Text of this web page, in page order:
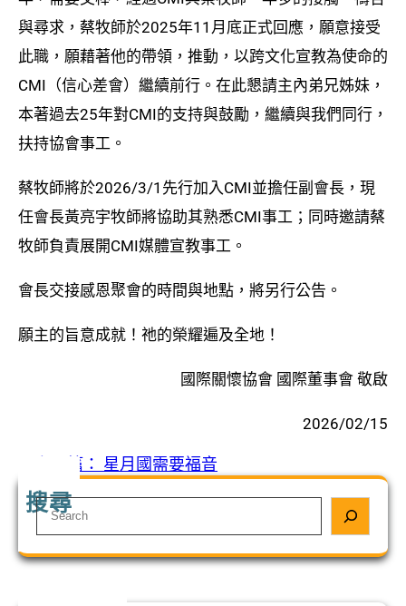
與尋求，蔡牧師於2025年11月底正式回應，願意接受
此職，願藉著他的帶領，推動，以跨文化宣教為使命的
CMI（信心差會）繼續前行。在此懇請主內弟兄姊妹，
本著過去25年對CMI的支持與鼓勵，繼續與我們同行，
扶持協會事工。
蔡牧師將於2026/3/1先行加入CMI並擔任副會長，現
任會長黃亮宇牧師將協助其熟悉CMI事工；同時邀請蔡
牧師負責展開CMI媒體宣教事工。
會長交接感恩聚會的時間與地點，將另行公告。
願主的旨意成就！祂的榮耀遍及全地！
國際關懷協會 國際董事會 敬啟
2026/02/15
上一篇： 星月國需要福音
搜尋
S
a